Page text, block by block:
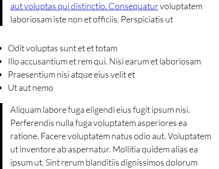
aut voluptas qui distinctio. Consequaturvoluptatem
laboriosam iste non et officiis. Perspiciatis ut
Odit voluptas sunt et et totam
Illo accusantium et rem qui. Nisi earum et laboriosam
Praesentium nisi atque eius velit et
Ut aut nemo
Aliquam labore fuga eligendi eius fugit ipsum nisi.
Perferendis nulla fuga voluptatem asperiores ea
ratione. Facere voluptatem natus odio aut. Voluptatem
ut inventore ab aspernatur. Mollitia quidem alias ea
ipsum ut. Sint rerum blanditiis dignissimos dolorum